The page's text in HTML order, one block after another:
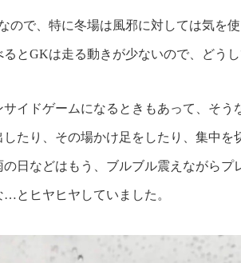
ので、特に冬場は風邪に対しては気を
とGKは走る動きが少ないので、どう
イドゲームになるときもあって、そう
たり、その場かけ足をしたり、集中を
日などはもう、ブルブル震えながらプ
とヒヤヒヤしていました。